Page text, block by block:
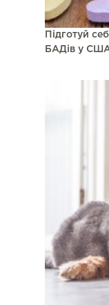
Підготуй
БАДів у